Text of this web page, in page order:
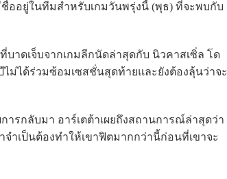
ออยู่ในทีมสำหรับเกมวันพรุ่งนี้ (พุธ) ที่จะพบกับ
าดเจ็บจากเกมลีกนัดล่าสุดกับ นิวคาสเซิ่ล โด
ม่ได้ร่วมซ้อมเซสชั่นสุดท้ายและยังต้องลุ้นว่าจะ
รกลับมา อาร์เตต้าเผยถึงสถานการณ์ล่าสุดว่า
ำเป็นต้องทำให้เขาฟิตมากกว่านี้ก่อนที่เขาจะ